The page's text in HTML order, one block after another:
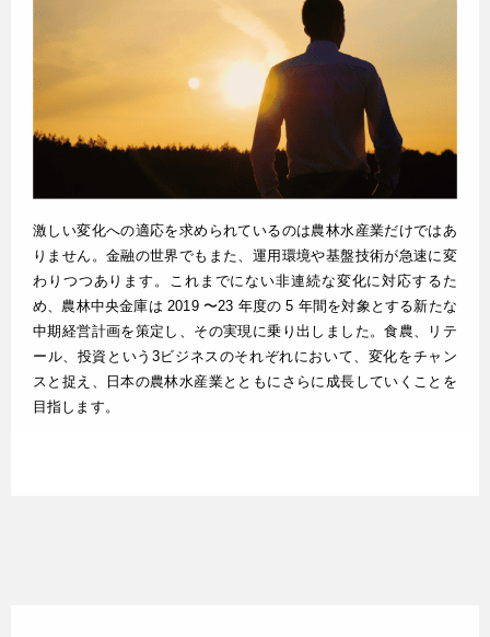
激しい変化への適応を求められているのは農林水産業だけではあ
りません。金融の世界でもまた、運用環境や基盤技術が急速に変
わりつつあります。これまでにない非連続な変化に対応するた
め、農林中央金庫は 2019 〜23 年度の 5 年間を対象とする新たな
中期経営計画を策定し、その実現に乗り出しました。食農、リテ
ール、投資という3ビジネスのそれぞれにおいて、変化をチャン
スと捉え、日本の農林水産業とともにさらに成長していくことを
目指します。